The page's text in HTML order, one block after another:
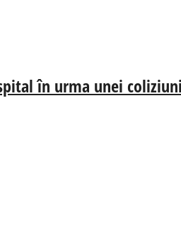
în urma unei